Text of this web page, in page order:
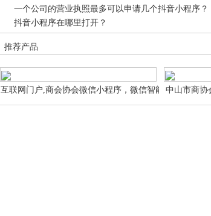
一个公司的营业执照最多可以申请几个抖音小程序？
抖音小程序在哪里打开？
推荐产品
互联网门户,商会协会微信小程序，微信智能小中山市商协